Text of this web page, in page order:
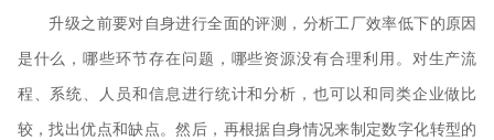
升级之前要对自身进行全面的评测，分析工厂效率低下的原因
是什么，哪些环节存在问题，哪些资源没有合理利用。对生产流
程、系统、人员和信息进行统计和分析，也可以和同类企业做比
较，找出优点和缺点。然后，再根据自身情况来制定数字化转型的